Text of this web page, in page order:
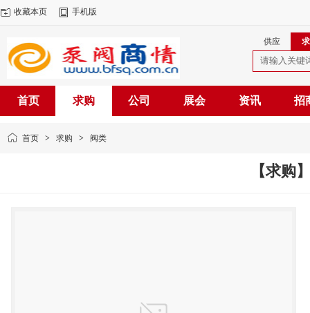
收藏本页 手机版
供应
首页 求购 公司 展会 资讯 招
首页 > 求购 > 阀类
【求购